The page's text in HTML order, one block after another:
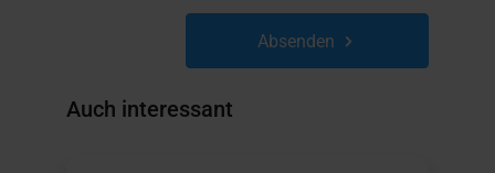
Absenden
Auch interessant